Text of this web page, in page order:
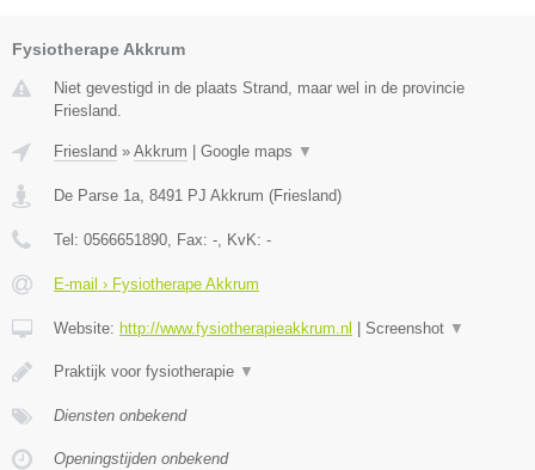
Fysiotherape Akkrum
Niet gevestigd in de plaats Strand, maar wel in de provincie
Friesland.
Friesland » Akkrum Google maps ▼
De Parse 1a, 8491 PJ Akkrum (Friesland)
Tel: 0566651890, Fax: -, KvK: -
E-mail › Fysiotherape Akkrum
Website: http://www.fysiotherapieakkrum.nl Screenshot ▼
Praktijk voor fysiotherapie ▼
Diensten onbekend
Openingstijden onbekend